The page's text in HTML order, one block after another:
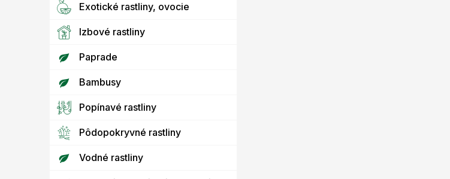
Exotické rastliny, ovocie
Izbové rastliny
Paprade
Bambusy
Popínavé rastliny
Pôdopokryvné rastliny
Vodné rastliny